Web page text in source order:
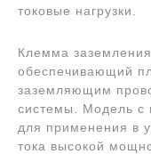
токовые нагрузки.
Клемма
обеспечивающий
заземляющим
системы. Модель с
для применения в
тока высокой